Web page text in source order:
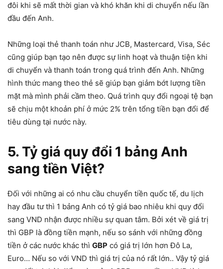
đôi khi sẽ mất thời gian và khó khăn khi di chuyển nếu lần
đầu đến Anh.
Những loại thẻ thanh toán như JCB, Mastercard, Visa, Séc
cũng giúp bạn tạo nên được sự linh hoạt và thuận tiện khi
di chuyển và thanh toán trong quá trình đến Anh. Những
hình thức mang theo thẻ sẽ giúp bạn giảm bớt lượng tiền
mặt mà mình phải cầm theo. Quá trình quy đổi ngoại tệ bạn
sẽ chịu một khoản phí ở mức 2% trên tổng tiền bạn đổi để
tiêu dùng tại nước này.
5. Tỷ giá quy đổi 1 bảng Anh
sang tiền Việt?
Đối với những ai có nhu cầu chuyển tiền quốc tế, du lịch
hay đầu tư thì 1 bảng Anh có tỷ giá bao nhiêu khi quy đổi
sang VND nhận được nhiều sự quan tâm. Bởi xét về giá trị
thì GBP là đồng tiền mạnh, nếu so sánh với những đồng
tiền ở các nước khác thì GBP có giá trị lớn hơn Đô La,
Euro… Nếu so với VND thì giá trị của nó rất lớn.. Vậy tỷ giá